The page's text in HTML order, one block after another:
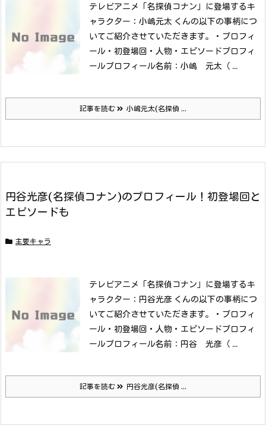
テレビアニメ「名探偵コナン」に登場するキ
ャラクター：小嶋元太 くんの以下の事柄につ
いてご紹介させていただきます。
・プロフィ
ール ・初登場回 ・人物 ・エピソードプロフィ
ールプロフィール名前：小嶋 元太（ ...
記事を読む 小嶋元太(名探偵 ...
円谷光彦(名探偵コナン)のプロフィール！初登場回と
エピソードも
主要キャラ
テレビアニメ「名探偵コナン」に登場するキ
ャラクター：円谷光彦 くんの以下の事柄につ
いてご紹介させていただきます。
・プロフィ
ール ・初登場回 ・人物 ・エピソードプロフィ
ールプロフィール名前：円谷 光彦（ ...
記事を読む 円谷光彦(名探偵 ...